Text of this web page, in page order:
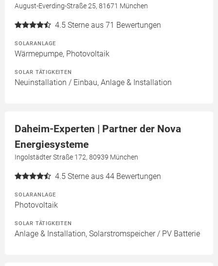
August-Everding-Straße 25, 81671 München
4.5 Sterne aus 71 Bewertungen
SOLARANLAGE
Wärmepumpe, Photovoltaik
SOLAR TÄTIGKEITEN
Neuinstallation / Einbau, Anlage & Installation
Daheim-Experten | Partner der Nova
Energiesysteme
Ingolstädter Straße 172, 80939 München
4.5 Sterne aus 44 Bewertungen
SOLARANLAGE
Photovoltaik
SOLAR TÄTIGKEITEN
Anlage & Installation, Solarstromspeicher / PV Batterie